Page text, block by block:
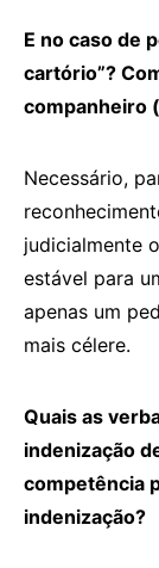
E no caso de
cartório”?
companheiro
Necessário,
judicialmente
estável para
apenas um
mais célere.
Quais as
indenização
competência
indenização?